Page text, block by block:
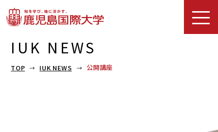
IUK NEWS
TOP IUK NEWS 公開講座